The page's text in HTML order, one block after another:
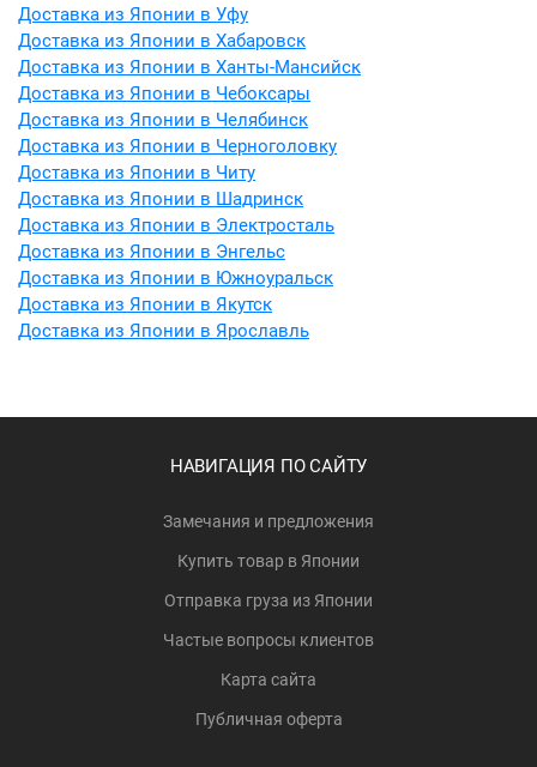
Доставка из Японии в Уфу
Доставка из Японии в Хабаровск
Доставка из Японии в Ханты-Мансийск
Доставка из Японии в Чебоксары
Доставка из Японии в Челябинск
Доставка из Японии в Черноголовку
Доставка из Японии в Читу
Доставка из Японии в Шадринск
Доставка из Японии в Электросталь
Доставка из Японии в Энгельс
Доставка из Японии в Южноуральск
Доставка из Японии в Якутск
Доставка из Японии в Ярославль
НАВИГАЦИЯ ПО САЙТУ
Замечания и предложения
Купить товар в Японии
Отправка груза из Японии
Частые вопросы клиентов
Карта сайта
Публичная оферта